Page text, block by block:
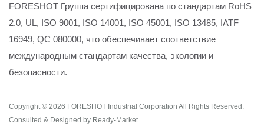
FORESHOT Группа сертифицирована по стандартам RoHS
2.0, UL, ISO 9001, ISO 14001, ISO 45001, ISO 13485, IATF
16949, QC 080000, что обеспечивает соответствие
международным стандартам качества, экологии и
безопасности.
Copyright © 2026 FORESHOT Industrial Corporation All Rights Reserved.
Consulted & Designed by Ready-Market